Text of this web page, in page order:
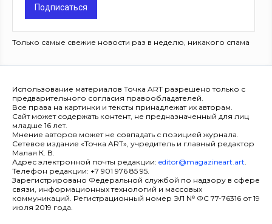
Подписаться
Только самые свежие новости раз в неделю, никакого спама
Использование материалов Точка ART разрешено только с
предварительного согласия правообладателей.
Все права на картинки и тексты принадлежат их авторам.
Сайт может содержать контент, не предназначенный для лиц
младше 16 лет.
Мнение авторов может не совпадать с позицией журнала.
Сетевое издание «Точка ART», учредитель и главный редактор
Малая К. В.
Адрес электронной почты редакции: editor@magazineart.art.
Телефон редакции: +7 901 976 85 95.
Зарегистрировано Федеральной службой по надзору в сфере
связи, информационных технологий и массовых
коммуникаций. Регистрационный номер ЭЛ № ФС 77-76316 от 19
июля 2019 года.